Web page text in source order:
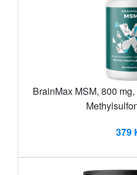
BrainMax MSM, 800
379